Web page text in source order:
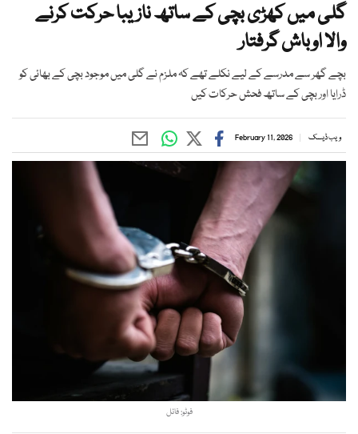
گلی میں کھڑی بچی کے ساتھ نازیبا حرکت کرنے
والا اوباش گرفتار
بچے گھر سے مدرسے کے لیے نکلے تھے کہ ملزم نے گلی میں موجود بچی کے بھائی کو
ڈرایا اور بچی کے ساتھ فحش حرکات کیں
ویب ڈیسک February 11, 2026
فوٹو: فائل